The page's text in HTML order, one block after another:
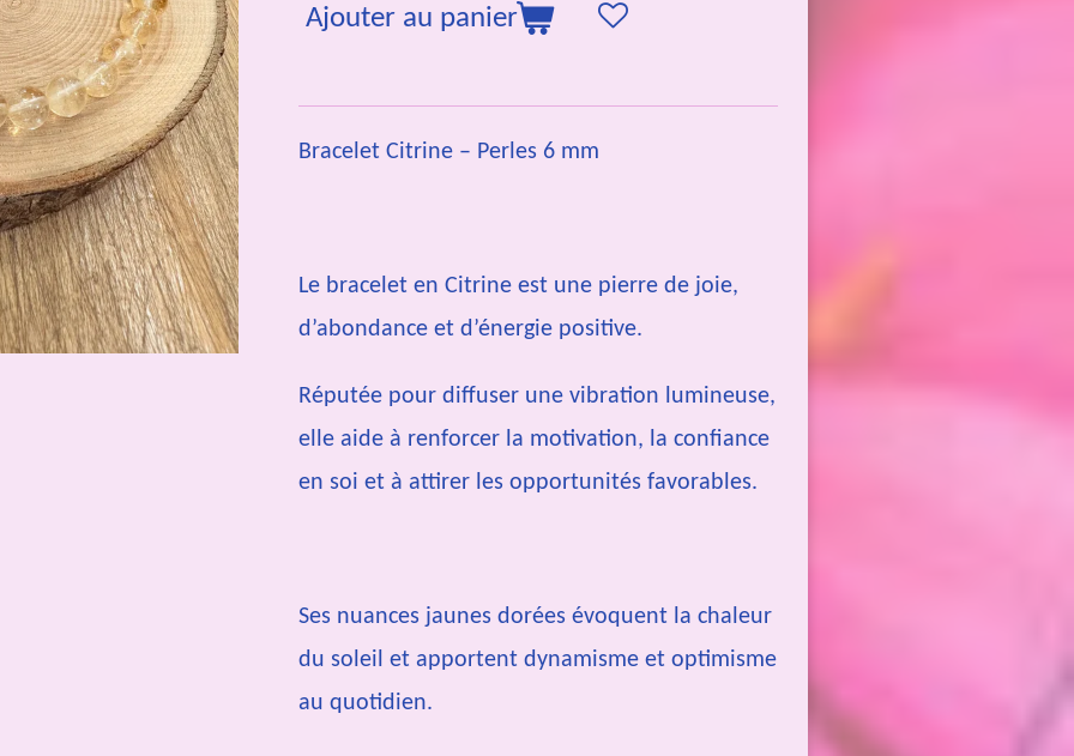
Ajouter au panier
Bracelet Citrine – Perles 6 mm
Le bracelet en Citrine est une pierre de joie,
d’abondance et d’énergie positive.
Réputée pour diffuser une vibration lumineuse,
elle aide à renforcer la motivation, la confiance
en soi et à attirer les opportunités favorables.
Ses nuances jaunes dorées évoquent la chaleur
du soleil et apportent dynamisme et optimisme
au quotidien.